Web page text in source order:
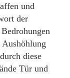
und
der
diese
Tür und